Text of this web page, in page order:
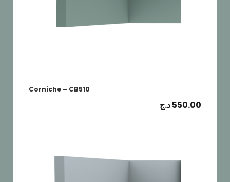
Corniche – CB510
550.00د.ج